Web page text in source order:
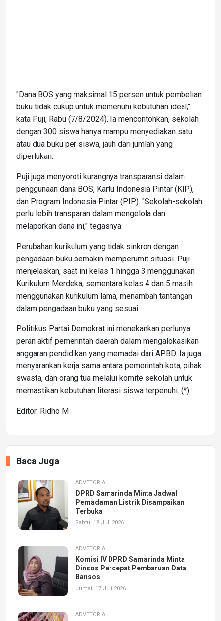
"Dana BOS yang maksimal 15 persen untuk pembelian
buku tidak cukup untuk memenuhi kebutuhan ideal,"
kata Puji, Rabu (7/8/2024). Ia mencontohkan, sekolah
dengan 300 siswa hanya mampu menyediakan satu
atau dua buku per siswa, jauh dari jumlah yang
diperlukan.
Puji juga menyoroti kurangnya transparansi dalam
penggunaan dana BOS, Kartu Indonesia Pintar (KIP),
dan Program Indonesia Pintar (PIP). "Sekolah-sekolah
perlu lebih transparan dalam mengelola dan
melaporkan dana ini," tegasnya.
Perubahan kurikulum yang tidak sinkron dengan
pengadaan buku semakin memperumit situasi. Puji
menjelaskan, saat ini kelas 1 hingga 3 menggunakan
Kurikulum Merdeka, sementara kelas 4 dan 5 masih
menggunakan kurikulum lama, menambah tantangan
dalam pengadaan buku yang sesuai.
Politikus Partai Demokrat ini menekankan perlunya
peran aktif pemerintah daerah dalam mengalokasikan
anggaran pendidikan yang memadai dari APBD. Ia juga
menyarankan kerja sama antara pemerintah kota, pihak
swasta, dan orang tua melalui komite sekolah untuk
memastikan kebutuhan literasi siswa terpenuhi. (*)
Editor: Ridho M
Baca Juga
ADVETORIAL
DPRD Samarinda Minta Jadwal
Pemadaman Listrik Disampaikan
Terbuka
Sabtu, 18 Juli 2026
ADVETORIAL
Komisi IV DPRD Samarinda Minta
Dinsos Percepat Pembaruan Data
Bansos
Jumat, 17 Juli 2026
ADVETORIAL